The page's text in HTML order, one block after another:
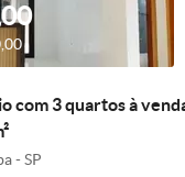
com 3 quartos à
- SP